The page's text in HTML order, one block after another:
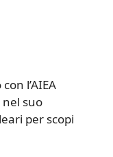
l’AIEA
suo
per scopi